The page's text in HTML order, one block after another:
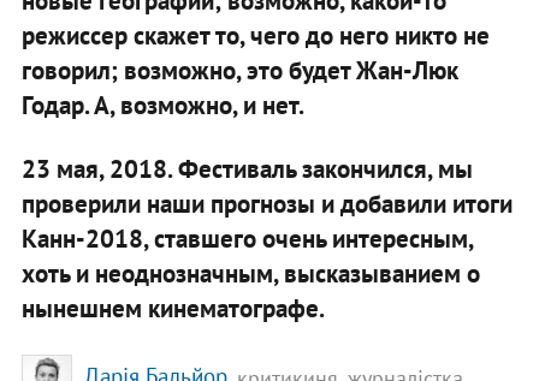
режиссер скажет то, чего до него никто не
говорил; возможно, это будет Жан-Люк
Годар. А, возможно, и нет.
23 мая, 2018. Фестиваль закончился, мы
проверили наши прогнозы и добавили итоги
Канн-2018, ставшего очень интересным,
хоть и неоднозначным, высказыванием о
нынешнем кинематографе.